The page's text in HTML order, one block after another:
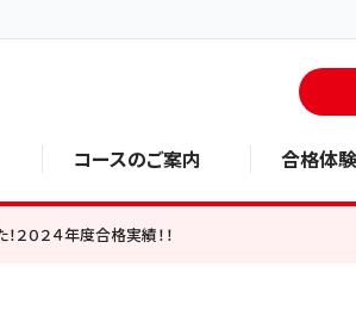
コースのご案内 合格体
２０２４年度合格実績！！